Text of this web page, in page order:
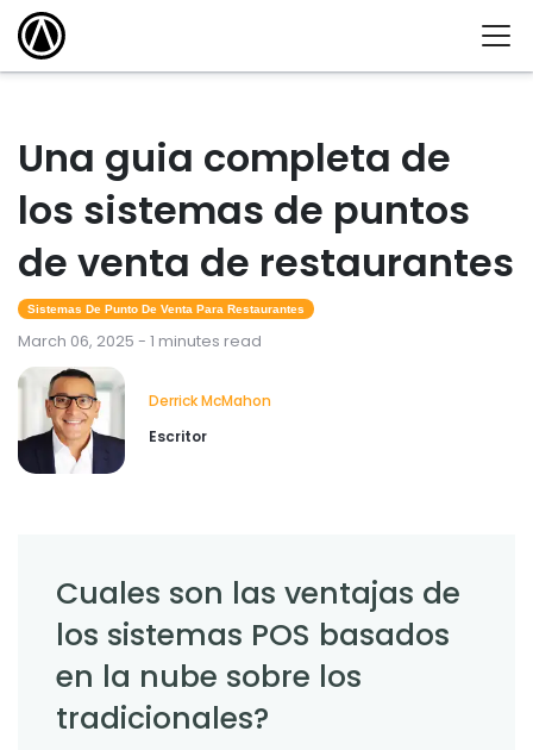
Una guia completa de
los sistemas de puntos
de venta de restaurantes
Sistemas De Punto De Venta Para Restaurantes
March 06, 2025 - 1 minutes read
Derrick McMahon
Escritor
Cuales son las ventajas de
los sistemas POS basados
en la nube sobre los
tradicionales?